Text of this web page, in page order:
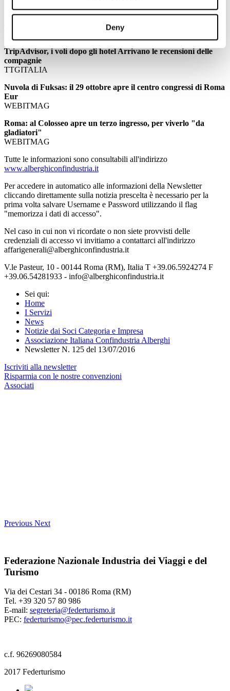
Deny
EVENT REPORT
eBook e libri compagni inseparabili delle vacanze degli europei
TripAdvisor, i voli dopo gli hotel Arrivano le recensioni delle
compagnie
TTGITALIA
Nuvola di Fuksas: il 29 ottobre apre il centro congressi di Roma
Eur
WEBITMAG
Roma: al Colosseo apre un terzo ingresso, per viverlo "da
gladiatori"
WEBITMAG
Tutte le informazioni sono consultabili all'indirizzo
www.alberghiconfindustria.it
Per accedere in automatico alle informazioni della Newsletter
cliccando direttamente sulla notizia prescelta è necessario per la
prima volta salvare Username e Password utilizzando il flag
"memorizza i dati di accesso".
Nel caso in cui non vi ricordate o non siete provvisti delle
credenziali di accesso vi invitiamo a contattarci all'indirizzo
affarigenerali@alberghiconfindustria.it
V.le Pasteur, 10 - 00144 Roma (RM), Italia T +39.06.5924274 F
+39.06.54281933 - info@alberghiconfindustria.it
Sei qui:
Home
I Servizi
News
Notizie dai Soci Categoria e Impresa
Associazione Italiana Confindustria Alberghi
Newsletter N. 125 del 13/07/2016
Iscriviti alla newsletter
Risparmia con le nostre convenzioni
Associati
Previous Next
Federazione Nazionale Industria dei Viaggi e del
Turismo
Via dei Cestari 34 - 00186 Roma (RM)
Tel. +39 320 57 80 986
E-mail: segreteria@federturismo.it
PEC: federturismo@pec.federturismo.it
c.f. 96269080584
2017 Federturismo